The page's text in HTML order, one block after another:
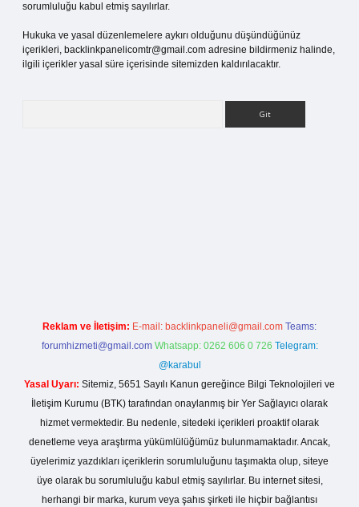
sorumluluğu kabul etmiş sayılırlar.
Hukuka ve yasal düzenlemelere aykırı olduğunu düşündüğünüz
içerikleri, backlinkpanelicomtr@gmail.com adresine bildirmeniz halinde,
ilgili içerikler yasal süre içerisinde sitemizden kaldırılacaktır.
Reklam ve İletişim: E-mail: backlinkpaneli@gmail.com Teams:
forumhizmeti@gmail.com Whatsapp: 0262 606 0 726 Telegram:
@karabul
Yasal Uyarı: Sitemiz, 5651 Sayılı Kanun gereğince Bilgi Teknolojileri ve
İletişim Kurumu (BTK) tarafından onaylanmış bir Yer Sağlayıcı olarak
hizmet vermektedir. Bu nedenle, sitedeki içerikleri proaktif olarak
denetleme veya araştırma yükümlülüğümüz bulunmamaktadır. Ancak,
üyelerimiz yazdıkları içeriklerin sorumluluğunu taşımakta olup, siteye
üye olarak bu sorumluluğu kabul etmiş sayılırlar. Bu internet sitesi,
herhangi bir marka, kurum veya şahıs şirketi ile hiçbir bağlantısı